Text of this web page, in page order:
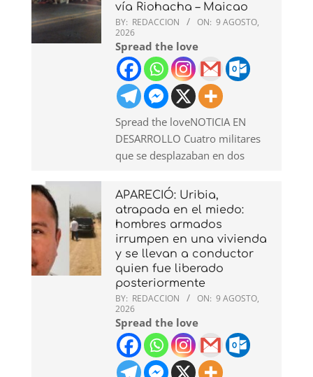
vía Riohacha – Maicao
BY: REDACCION ON: 9 AGOSTO,
2026
Spread the love
Spread the loveNOTICIA EN
DESARROLLO Cuatro militares
que se desplazaban en dos
APARECIÓ: Uribia,
atrapada en el miedo:
hombres armados
irrumpen en una vivienda
y se llevan a conductor
quien fue liberado
posteriormente
BY: REDACCION ON: 9 AGOSTO,
2026
Spread the love